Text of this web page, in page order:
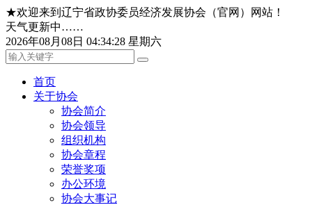
★欢迎来到辽宁省政协委员经济发展协会（官网）网站！
天气更新中……
2026年08月08日 04:34:28 星期六
首页
关于协会
协会简介
协会领导
组织机构
协会章程
荣誉奖项
办公环境
协会大事记